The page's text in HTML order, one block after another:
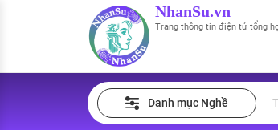
NhanSu.vn
Trang thông tin điện tử tổng
Tìm việc làm
Quản lý CV
Tính lương Gross - Net
PHÁP LUẬT VIỆT NAM
Văn bản pháp luật
Danh mục Nghề